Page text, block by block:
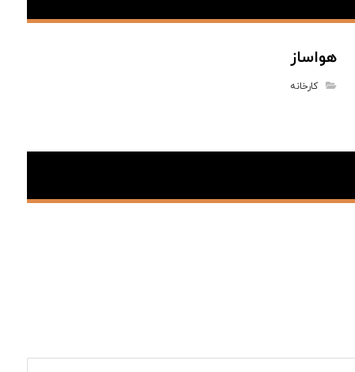
هواساز
کارخانه